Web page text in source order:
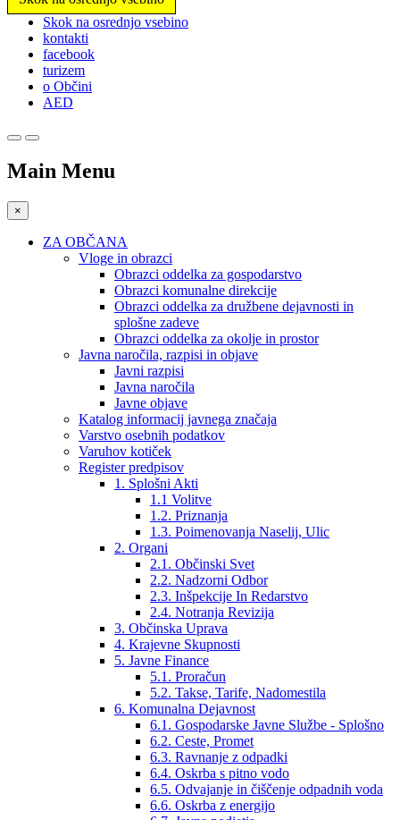
Prosimo,
upoštevajte:
spletno
mesto
vključuje
sistem
Skok na osrednjo vsebino
kontakti
facebook
turizem
o Občini
AED
Main Menu
×
ZA OBČANA
Vloge in obrazci
Obrazci oddelka za gospodarstvo
Obrazci komunalne direkcije
Obrazci oddelka za družbene dejavnosti in
splošne zadeve
Obrazci oddelka za okolje in prostor
Javna naročila, razpisi in objave
Javni razpisi
Javna naročila
Javne objave
Katalog informacij javnega značaja
Varstvo osebnih podatkov
Varuhov kotiček
Register predpisov
1. Splošni Akti
1.1 Volitve
1.2. Priznanja
1.3. Poimenovanja Naselij, Ulic
2. Organi
2.1. Občinski Svet
2.2. Nadzorni Odbor
2.3. Inšpekcije In Redarstvo
2.4. Notranja Revizija
3. Občinska Uprava
4. Krajevne Skupnosti
5. Javne Finance
5.1. Proračun
5.2. Takse, Tarife, Nadomestila
6. Komunalna Dejavnost
6.1. Gospodarske Javne Službe - Splošno
6.2. Ceste, Promet
6.3. Ravnanje z odpadki
6.4. Oskrba s pitno vodo
6.5. Odvajanje in čiščenje odpadnih voda
6.6. Oskrba z energijo